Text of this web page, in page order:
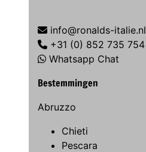
info@ronalds-italie.nl
+31 (0) 852 735 754
Whatsapp Chat
Bestemmingen
Abruzzo
Chieti
Pescara